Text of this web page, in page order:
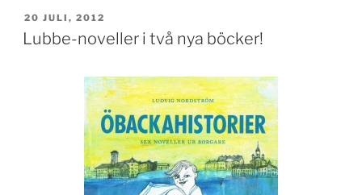
PUBLICERAT
20 JULI, 2012
Lubbe-noveller i två nya böcker!